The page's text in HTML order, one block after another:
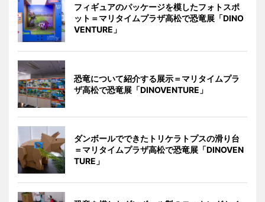
フィギュアのパッケージを模したフォトスポ
ット＝マリタイムプラザ高松で恐竜展「DINO
VENTURE」
恐竜について紹介する展示＝マリタイムプラ
ザ高松で恐竜展「DINOVENTURE」
ダンボールでできたトリケラトプスの滑り台
＝マリタイムプラザ高松で恐竜展「DINOVEN
TURE」